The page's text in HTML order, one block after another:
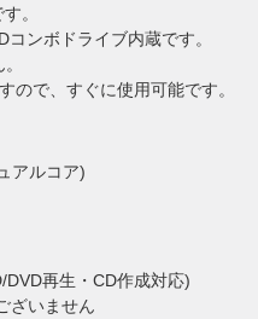
。
ンボドライブ内蔵です。
で、すぐに使用可能です。
アルコア)
再生・CD作成対応)
ざいません